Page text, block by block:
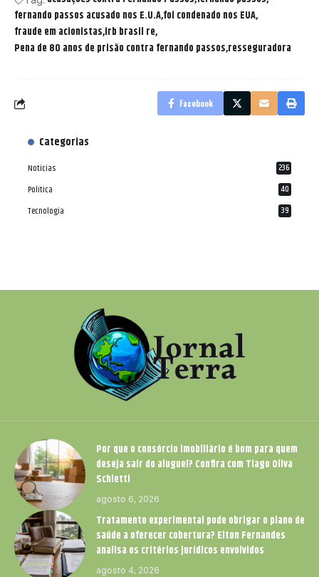
fernando passos acusado nos E.U.Afoi condenado nos EUA
fraude em acionistas irb brasil re
Pena de 80 anos de prisão contra fernando passos resseguradora
Facebook
Categorias
Notícias 236
Política 40
Tecnologia 39
Por que o consórcio imobiliário é bom para quem
deseja sair do aluguel? Confira com Tiago Oliva
Schietti
agosto 6, 2026
Tratamento experimental pode obrigar o plano de
saúde a oferecer cobertura? Elton Fernandes
analisa os critérios jurídicos envolvidos
agosto 4, 2026